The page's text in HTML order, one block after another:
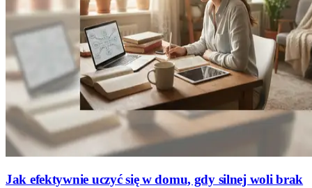
Jak efektywnie uczyć się w domu, gdy silnej woli brak